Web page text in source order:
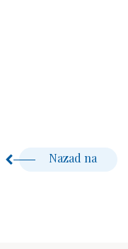
Nazad na